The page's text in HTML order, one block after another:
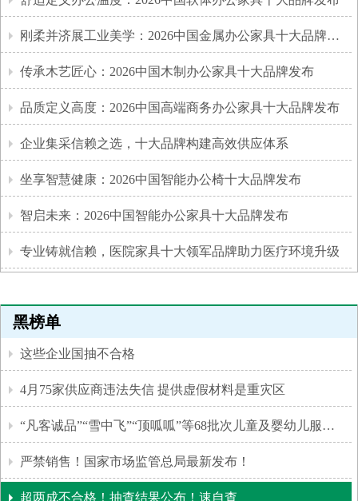
刚柔并济展工业美学：2026中国金属办公家具十大品牌发布
传承木艺匠心：2026中国木制办公家具十大品牌发布
品质定义高度：2026中国高端商务办公家具十大品牌发布
企业集采信赖之选，十大品牌构建高效供应体系
坐享智慧健康：2026中国智能办公椅十大品牌发布
智启未来：2026中国智能办公家具十大品牌发布
专业铸就信赖，医院家具十大领军品牌助力医疗环境升级
黑榜单
这些企业国抽不合格
4月75家供应商违法失信 提供虚假材料是重灾区
“凡客诚品”“雪中飞”“顶呱呱”等68批次儿童及婴幼儿服装不合格！
严禁销售！国家市场监管总局最新发布！
超两成不合格！抽查结果公布！速自查